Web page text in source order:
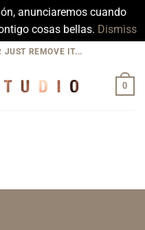
anunciaremos cuando
cosas bellas. Dismiss
JUST REMOVE IT...
0